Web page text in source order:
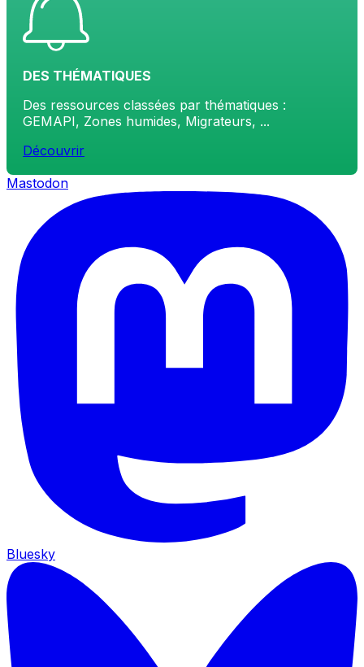
DES THÉMATIQUES
Des ressources classées par thématiques :
GEMAPI, Zones humides, Migrateurs, ...
Découvrir
Mastodon
Bluesky